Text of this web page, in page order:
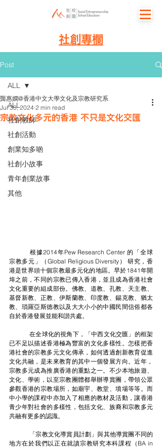
社創專欄
Post
ALL
社創教師
社創活動
創業知多啲
社創小故事
青年創業故事
其他
ALL
宗教文化多元的香港 不只是文化交匯
龔惠嫻@香港中文大學文化及宗教研究系
Jul 30, 2024 2 min read
宗教多元」（Global Religious Diversity） 研究，香
港是世界頭十個宗教最多元化的地區。早於1841年開
埠之前，不同的宗教已傳入香港，並且成為香港社會
文化重要的組成部份。佛教、道教、孔教、天主教、
基督新教、正教、伊斯蘭教、印度教、錫克教、猶太
教、瑣羅亞斯德教以及大大小小的中國民間信俗都各
自於香港發展並能和諧共處。
	在全球化的視角下，「中西文化交匯」的框架
已不足以描述香港極為豐富的文化多樣性。怎樣把香
港社會的宗教多元文化傳承，如何透過創新教育促進
文化共融，是未來教育的其中一個發展方向。近年，
宗教多元成為推廣香港的重點之一。不少本地旅遊、
文化、學術，以至宗教團體都舉辦導賞團，帶領公眾
參觀香港的宗教場所，如廟宇、教堂、墳場等等。而
中小學的課程中亦加入了相應的教材及活動，讓香港
青少年對社會的多樣性，包括文化、族裔和宗教多元
共融有更多的認識。
	「宗教文化導賞員計劃」與其他
導賞團不同的
地方在於我們以正在就讀宗教研究本科課程（BA in